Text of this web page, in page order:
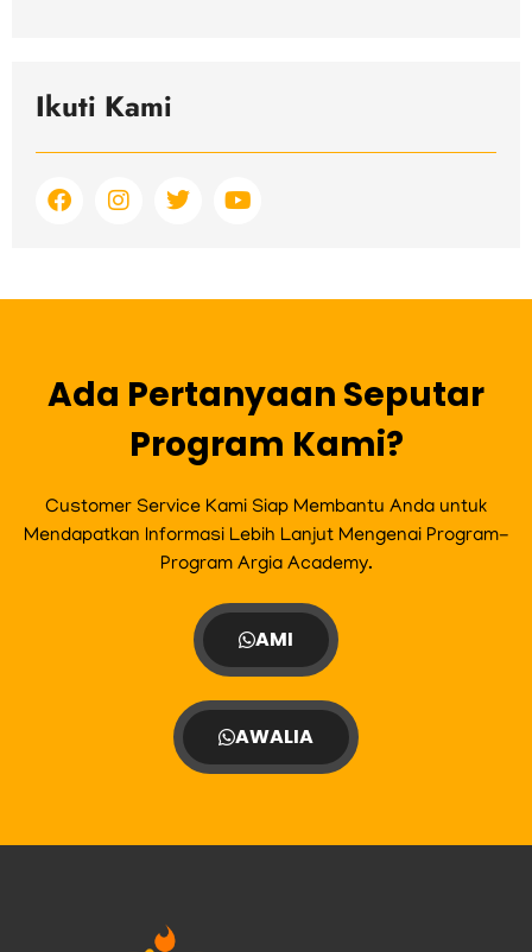
Ikuti Kami
F
a
o
I
n
g
m
T
w
e
Y
o
b
Ada Pertanyaan Seputar
Program Kami?
Customer Service Kami Siap Membantu Anda untuk
Mendapatkan Informasi Lebih Lanjut Mengenai Program-
Program Argia Academy.
AMI
AWALIA